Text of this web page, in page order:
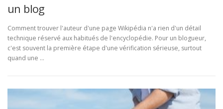
un blog
Comment trouver l'auteur d'une page Wikipédia n'a rien d'un détail
technique réservé aux habitués de l'encyclopédie. Pour un blogueur,
c'est souvent la première étape d'une vérification sérieuse, surtout
quand une …